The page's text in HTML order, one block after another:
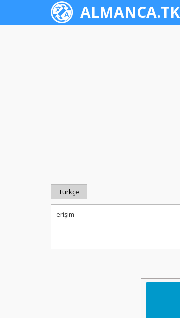
ALMANCA.TK
Türkçe